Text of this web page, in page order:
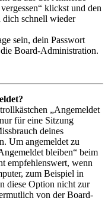
klickst und den
dich schnell wieder
sein, dein Passwort
Board-Administration.
„Angemeldet
für eine Sitzung
deines
Um angemeldet zu
bleiben“ beim
empfehlenswert, wenn
zum Beispiel in
diese Option nicht zur
von der Board-